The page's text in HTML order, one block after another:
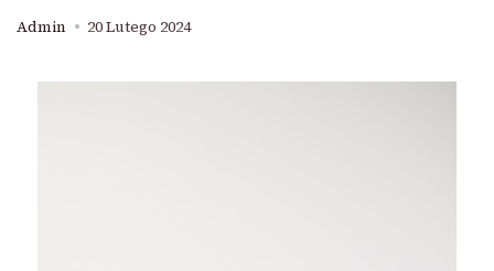
Admin 20 Lutego 2024